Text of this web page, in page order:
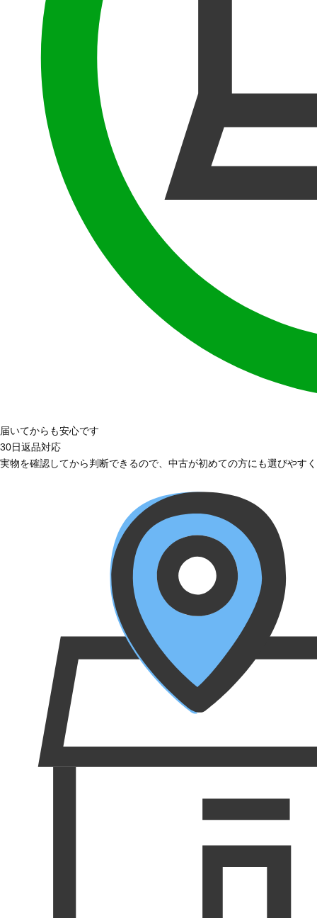
届いてからも安心です
30日返品対応
実物を確認してから判断できるので、中古が初めての方にも選びやす